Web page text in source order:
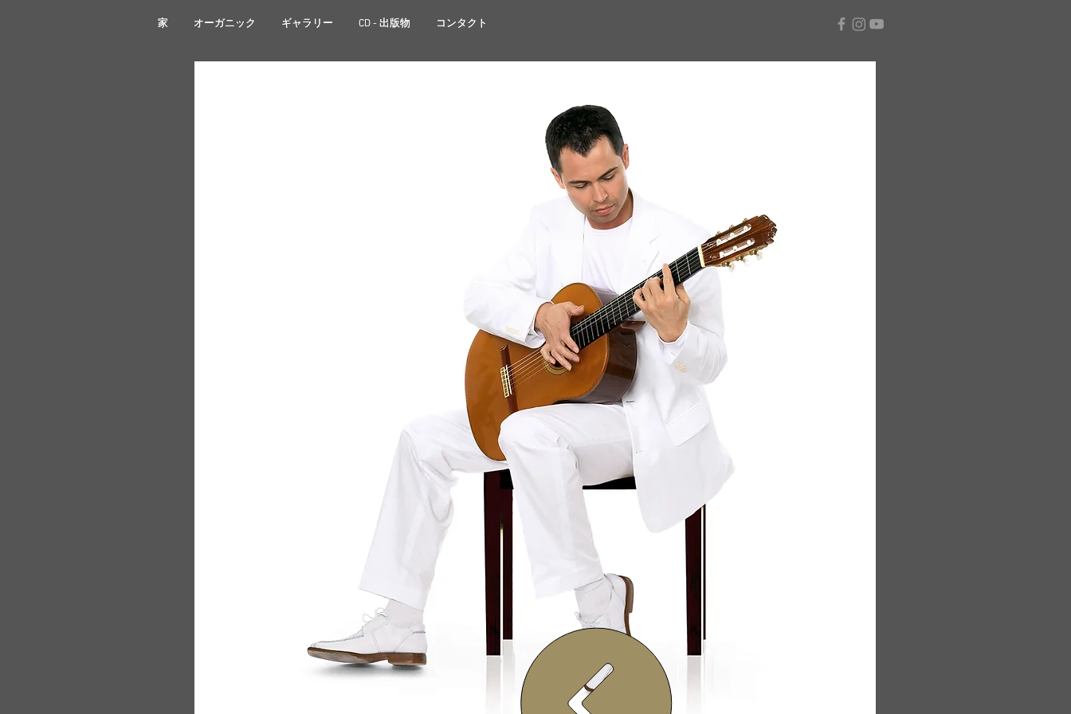
家 オーガニック ギャラリー CD - 出版物 コンタクト
家 オーガニック ギャラリー CD - 出版物 コンタクト